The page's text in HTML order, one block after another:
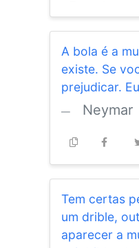
A bola é a
existe. Se
prejudicar.
Neymar
Tem certas
um drible,
aparecer a